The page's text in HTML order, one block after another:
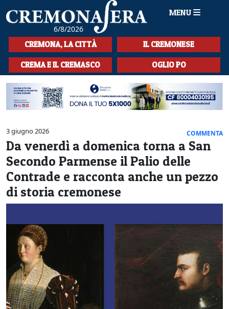
6/8/2026
MENU
HOME
CRONACA
SPORT
LA MUSICA
CULTURA
LA STORIA
SPETTACOLI
L'EDITORIALE
CERCA
CREMONA, LA CITTÀ IL CREMONESE
CREMA E IL CREMASCO OGLIO PO
3 giugno 2026 COMMENTA
Da venerdì a domenica torna a San
Secondo Parmense il Palio delle
Contrade e racconta anche un pezzo
di storia cremonese